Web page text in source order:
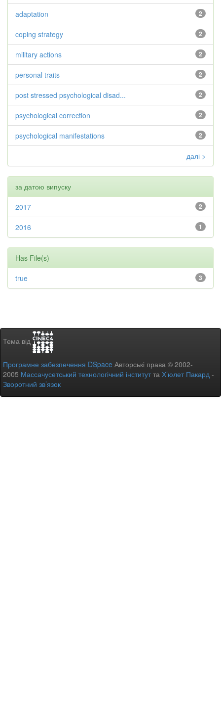
2
adaptation
2
coping strategy
2
military actions
2
personal traits
2
post stressed psychological disad...
2
psychological correction
2
psychological manifestations
далі >
за датою випуску
2
2017
1
2016
Has File(s)
3
true
Тема від
Програмне забезпечення DSpace Авторські права © 2002-
2005 Массачусетський технологічний інститутта Х’юлет Пакард -
Зворотний зв’язок